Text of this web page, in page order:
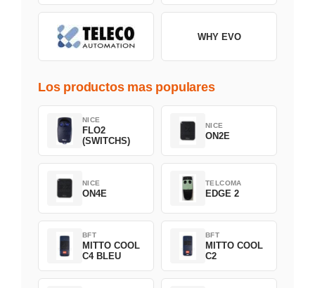
WHY EVO
Los productos mas populares
NICE
FLO2
(SWITCHS)
NICE
ON2E
NICE
ON4E
TELCOMA
EDGE 2
BFT
MITTO COOL
C4 BLEU
BFT
MITTO COOL
C2